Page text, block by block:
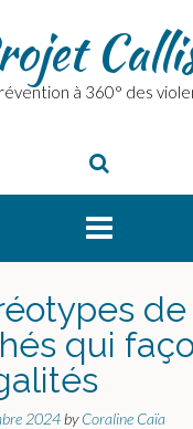
à 360° des
de
qui
2024 byCoraline Caïa